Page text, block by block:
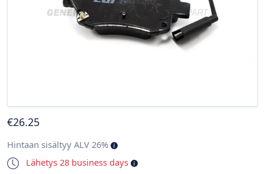
€26.25
Hintaan sisältyy ALV 26%
Lähetys 28 business days